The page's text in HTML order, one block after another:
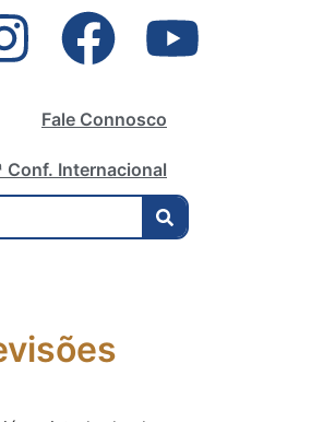
Fale Connosco
Conf. Internacional